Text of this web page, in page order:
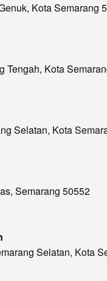
Kota Semarang
Tengah, Kota
Selatan, Kota
Semarang 50552
Selatan, Kota